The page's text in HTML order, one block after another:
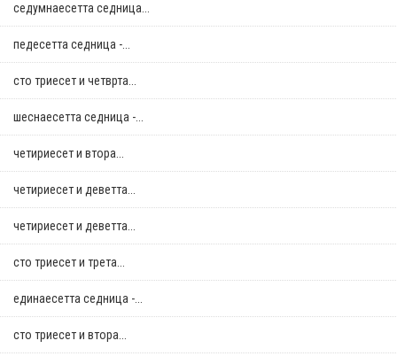
седумнаесетта седница...
педесетта седница -...
сто триесет и четврта...
шеснаесетта седница -...
четириесет и втора...
четириесет и деветта...
четириесет и деветта...
сто триесет и трета...
единаесетта седница -...
сто триесет и втора...